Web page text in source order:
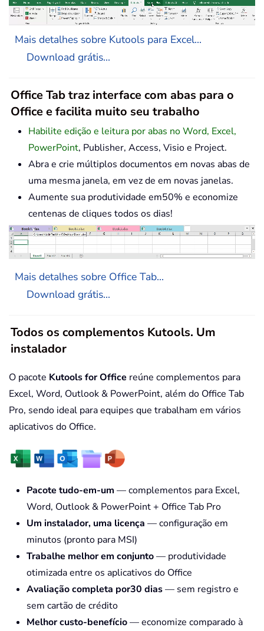
Mais detalhes sobre Kutools para Excel...
Download grátis...
Office Tab traz interface com abas para o
Office e facilita muito seu trabalho
Habilite edição e leitura por abas no Word, Excel,
PowerPoint, Publisher, Access, Visio e Project.
Abra e crie múltiplos documentos em novas abas de
uma mesma janela, em vez de em novas janelas.
Aumente sua produtividade em50% e economize
centenas de cliques todos os dias!
Mais detalhes sobre Office Tab...
Download grátis...
Todos os complementos Kutools. Um
instalador
O pacote Kutools for Office reúne complementos para
Excel, Word, Outlook & PowerPoint, além do Office Tab
Pro, sendo ideal para equipes que trabalham em vários
aplicativos do Office.
Pacote tudo-em-um — complementos para Excel,
Word, Outlook & PowerPoint + Office Tab Pro
Um instalador, uma licença — configuração em
minutos (pronto para MSI)
Trabalhe melhor em conjunto— produtividade
otimizada entre os aplicativos do Office
Avaliação completa por30 dias— sem registro e
sem cartão de crédito
Melhor custo-benefício— economize comparado à